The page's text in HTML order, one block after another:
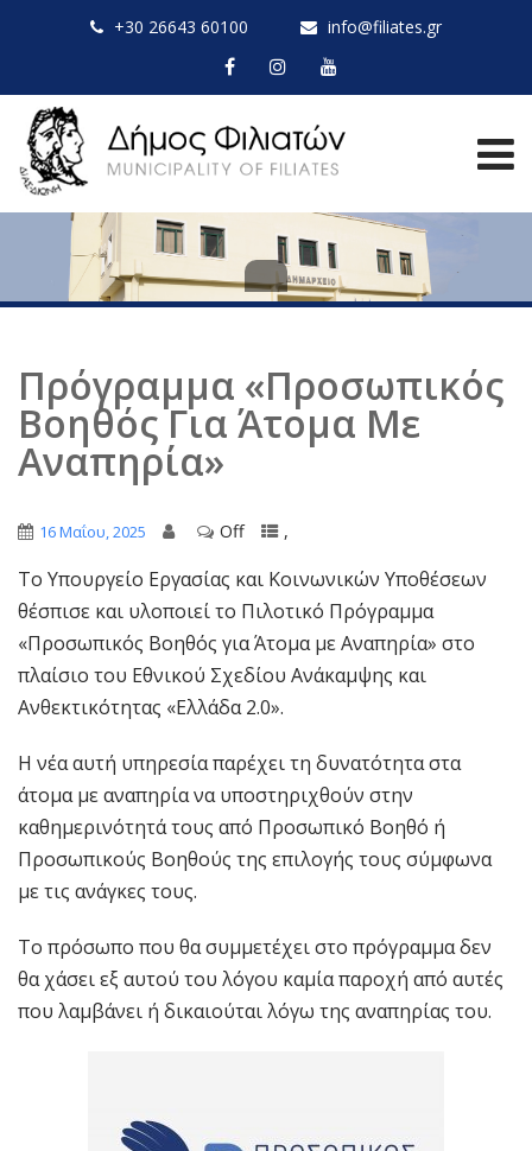
+30 26643 60100 info@filiates.gr
Πρόγραμμα «Προσωπικός
Βοηθός Για Άτομα Με
Αναπηρία»
16 Μαΐου, 2025 Off ,
Το Υπουργείο Εργασίας και Κοινωνικών Υποθέσεων
θέσπισε και υλοποιεί το Πιλοτικό Πρόγραμμα
«Προσωπικός Βοηθός για Άτομα με Αναπηρία» στο
πλαίσιο του Εθνικού Σχεδίου Ανάκαμψης και
Ανθεκτικότητας «Ελλάδα 2.0».
Η νέα αυτή υπηρεσία παρέχει τη δυνατότητα στα
άτομα με αναπηρία να υποστηριχθούν στην
καθημερινότητά τους από Προσωπικό Βοηθό ή
Προσωπικούς Βοηθούς της επιλογής τους σύμφωνα
με τις ανάγκες τους.
Το πρόσωπο που θα συμμετέχει στο πρόγραμμα δεν
θα χάσει εξ αυτού του λόγου καμία παροχή από αυτές
που λαμβάνει ή δικαιούται λόγω της αναπηρίας του.